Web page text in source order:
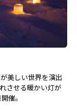
美しい世界を演出
させる暖かい灯が
催。